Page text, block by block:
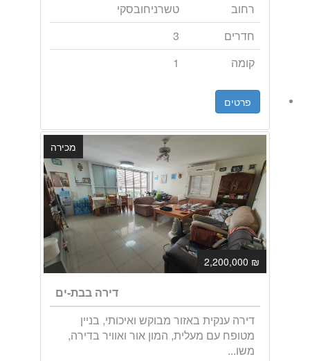
רחוב
טשרניחובסקי
חדרים
3
קומה
1
פרטים
₪ 2,200,000
מכירה
דירה בבת-ים
דירה ענקית באזור מבוקש ואיכותי, בניין
מטופח עם מעלית, המון אור ואוויר בדירה,
משו...